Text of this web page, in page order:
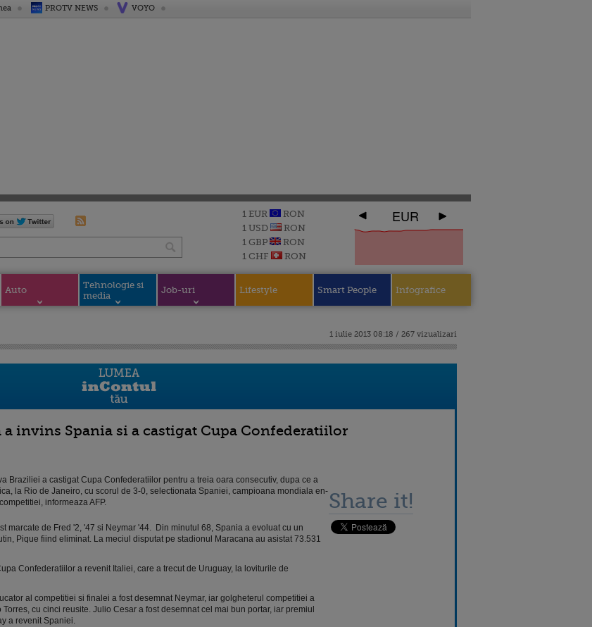
PROTV NEWS VOYO
1 EUR
RON
1 USD
RON
1 GBP
RON
1 CHF
RON
EUR
Auto
Tehnologie si
media
Job-uri Lifestyle Smart People Infografice
1 iulie 2013 08:18 / 267 vizualizari
a invins Spania si a castigat Cupa Confederatiilor
Braziliei a castigat Cupa Confederatiilor pentru a treia oara consecutiv, dupa ce a
la Rio de Janeiro, cu scorul de 3-0, selectionata Spaniei, campioana mondiala en-
informeaza AFP.
marcate de Fred '2, '47 si Neymar '44. Din minutul 68, Spania a evoluat cu un
Pique fiind eliminat. La meciul disputat pe stadionul Maracana au asistat 73.531
Confederatiilor a revenit Italiei, care a trecut de Uruguay, la loviturile de
al competitiei si finalei a fost desemnat Neymar, iar golgheterul competitiei a
Torres, cu cinci reusite. Julio Cesar a fost desemnat cel mai bun portar, iar premiul
a revenit Spaniei.
Share it!